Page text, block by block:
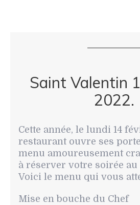
Saint Valentin
2022.
Cette année, le lundi 14
restaurant ouvre ses
menu amoureusement
à réserver votre soirée au
Voici le menu qui vous
Mise en bouche du Chef